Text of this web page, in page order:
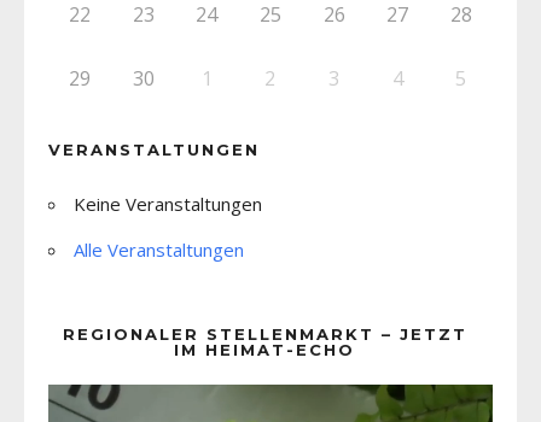
22 23 24 25 26 27 28
29 30 1 2 3 4 5
VERANSTALTUNGEN
Keine Veranstaltungen
Alle Veranstaltungen
REGIONALER STELLENMARKT – JETZT
IM HEIMAT-ECHO